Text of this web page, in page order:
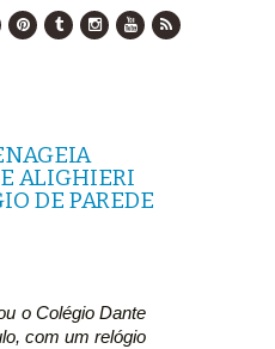
ALIGHIERI
DE PAREDE
o Colégio Dante
com um relógio